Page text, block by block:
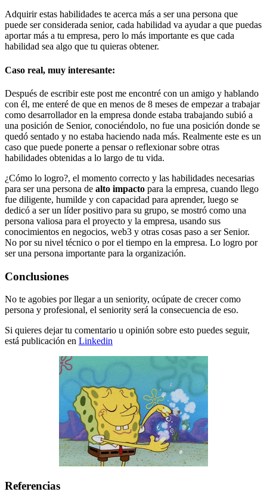
Adquirir estas habilidades te acerca más a ser una persona que
puede ser considerada senior, cada habilidad va ayudar a que puedas
aportar más a tu empresa, pero lo más importante es que cada
habilidad sea algo que tu quieras obtener.
Caso real, muy interesante:
Después de escribir este post me encontré con un amigo y hablando
con él, me enteré de que en menos de 8 meses de empezar a trabajar
como desarrollador en la empresa donde estaba trabajando subió a
una posición de Senior, conociéndolo, no fue una posición donde se
quedó sentado y no estaba haciendo nada más. Realmente este es un
caso que puede ponerte a pensar o reflexionar sobre otras
habilidades obtenidas a lo largo de tu vida.
¿Cómo lo logro?, el momento correcto y las habilidades necesarias
para ser una persona de alto impacto para la empresa, cuando llego
fue diligente, humilde y con capacidad para aprender, luego se
dedicó a ser un líder positivo para su grupo, se mostró como una
persona valiosa para el proyecto y la empresa, usando sus
conocimientos en negocios, web3 y otras cosas paso a ser Senior.
No por su nivel técnico o por el tiempo en la empresa. Lo logro por
ser una persona importante para la organización.
Conclusiones
No te agobies por llegar a un seniority, ocúpate de crecer como
persona y profesional, el seniority será la consecuencia de eso.
Si quieres dejar tu comentario u opinión sobre esto puedes seguir,
está publicación en Linkedin
Referencias